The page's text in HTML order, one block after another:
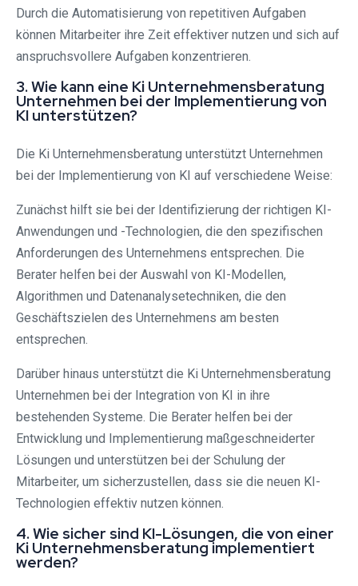
Durch die Automatisierung von repetitiven Aufgaben
können Mitarbeiter ihre Zeit effektiver nutzen und sich auf
anspruchsvollere Aufgaben konzentrieren.
3. Wie kann eine Ki Unternehmensberatung
Unternehmen bei der Implementierung von
KI unterstützen?
Die Ki Unternehmensberatung unterstützt Unternehmen
bei der Implementierung von KI auf verschiedene Weise:
Zunächst hilft sie bei der Identifizierung der richtigen KI-
Anwendungen und -Technologien, die den spezifischen
Anforderungen des Unternehmens entsprechen. Die
Berater helfen bei der Auswahl von KI-Modellen,
Algorithmen und Datenanalysetechniken, die den
Geschäftszielen des Unternehmens am besten
entsprechen.
Darüber hinaus unterstützt die Ki Unternehmensberatung
Unternehmen bei der Integration von KI in ihre
bestehenden Systeme. Die Berater helfen bei der
Entwicklung und Implementierung maßgeschneiderter
Lösungen und unterstützen bei der Schulung der
Mitarbeiter, um sicherzustellen, dass sie die neuen KI-
Technologien effektiv nutzen können.
4. Wie sicher sind KI-Lösungen, die von einer
Ki Unternehmensberatung implementiert
werden?